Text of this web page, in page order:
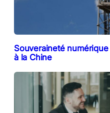
Souveraineté
à la Chine